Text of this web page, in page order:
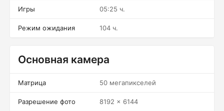
Игры 05:25 ч.
Режим ожидания 104 ч.
Основная камера
Матрица 50 мегапикселей
Разрешение фото 8192 x 6144